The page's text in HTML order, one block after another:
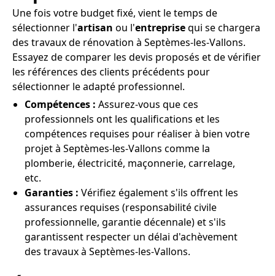
Une fois votre budget fixé, vient le temps de
sélectionner l'artisan ou l'entreprisequi se chargera
des travaux de rénovation à Septèmes-les-Vallons.
Essayez de comparer les devis proposés et de vérifier
les références des clients précédents pour
sélectionner le adapté professionnel.
Compétences : Assurez-vous que ces
professionnels ont les qualifications et les
compétences requises pour réaliser à bien votre
projet à Septèmes-les-Vallons comme la
plomberie, électricité, maçonnerie, carrelage,
etc.
Garanties : Vérifiez également s'ils offrent les
assurances requises (responsabilité civile
professionnelle, garantie décennale) et s'ils
garantissent respecter un délai d'achèvement
des travaux à Septèmes-les-Vallons.